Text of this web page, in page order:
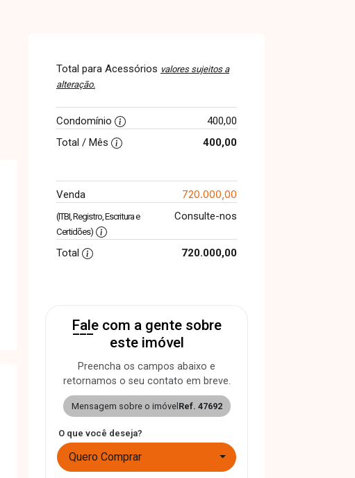
Total para Acessórios valores sujeitos a
alteração.
Condomínio
400,00
Total / Mês
400,00
Venda 720.000,00
(ITBI, Registro, Escritura e
Certidões)
Consulte-nos
Total 720.000,00
Fale com a gente sobre
este imóvel
Preencha os campos abaixo e
retornamos o seu contato em breve.
Mensagem sobre o imóvel Ref. 47692
O que você deseja?
Quero Comprar